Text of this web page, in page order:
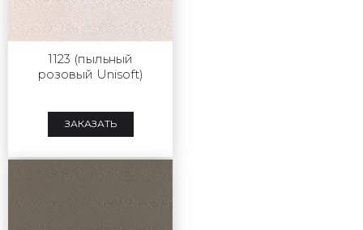
1123 (пыльный
розовый Unisoft)
ЗАКАЗАТЬ